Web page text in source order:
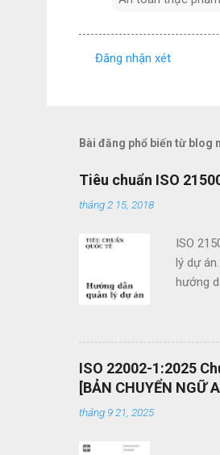
n
é
t
Đăng nhận xét
Bài đăng phổ biến từ blog
Tiêu chuẩn ISO
tháng 2 15, 2018
ISO
lý dự
hướng
các tổ
việc sử
án và
mang
được
ISO 22002-1:2025
[BẢN CHUYỂN NGỮ
tháng 9 21, 2025